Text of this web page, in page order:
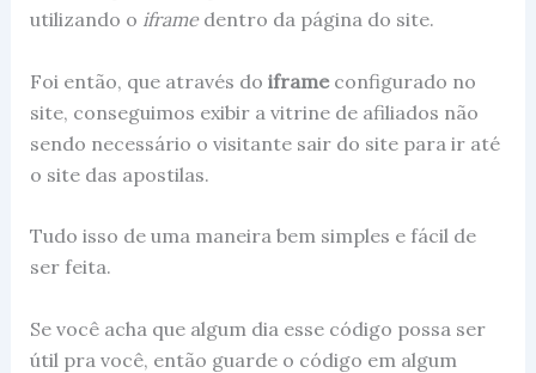
utilizando o iframe dentro da página do site.
Foi então, que através do iframeconfigurado no
site, conseguimos exibir a vitrine de afiliados não
sendo necessário o visitante sair do site para ir até
o site das apostilas.
Tudo isso de uma maneira bem simples e fácil de
ser feita.
Se você acha que algum dia esse código possa ser
útil pra você, então guarde o código em algum